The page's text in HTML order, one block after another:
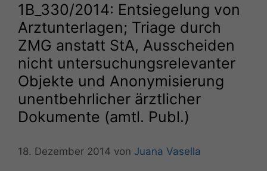
1B_330/2014: Entsiegelung von
Arztunterlagen; Triage durch
ZMG anstatt StA, Ausscheiden
nicht untersuchungsrelevanter
Objekte und Anonymisierung
unentbehrlicher ärztlicher
Dokumente (amtl. Publ.)
18. Dezember 2014 von Juana Vasella